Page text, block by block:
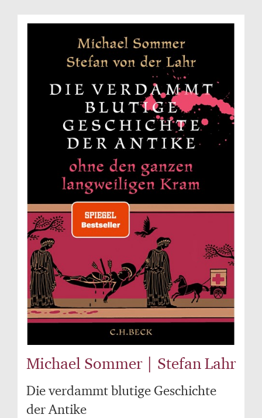
Michael Sommer | Stefan Lahr
Die verdammt blutige Geschichte
der Antike